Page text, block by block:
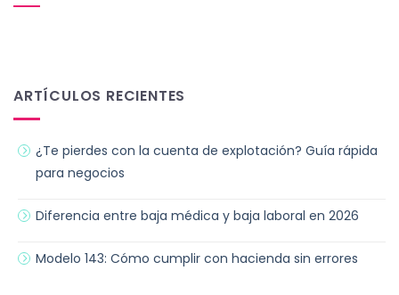
ARTÍCULOS RECIENTES
¿Te pierdes con la cuenta de explotación? Guía rápida
para negocios
Diferencia entre baja médica y baja laboral en 2026
Modelo 143: Cómo cumplir con hacienda sin errores